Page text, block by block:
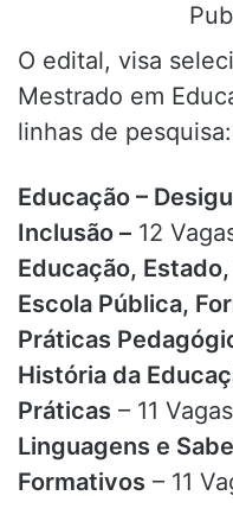
O edital, visa
Mestrado em
linhas de pesquisa:
Educação –
Inclusão – 12
Educação,
Escola Pública,
Práticas
História da
Práticas – 11 Vagas
Linguagens e
Formativos – 11